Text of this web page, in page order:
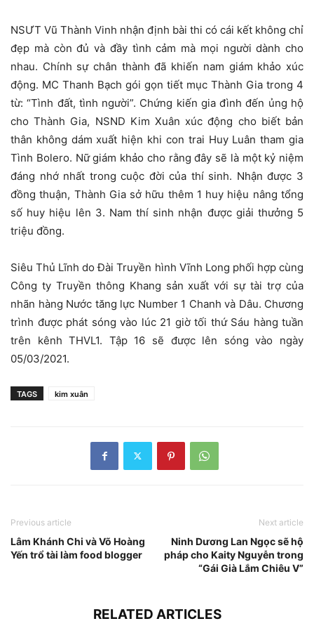
NSƯT Vũ Thành Vinh nhận định bài thi có cái kết không chỉ
đẹp mà còn đủ và đầy tình cảm mà mọi người dành cho
nhau. Chính sự chân thành đã khiến nam giám khảo xúc
động. MC Thanh Bạch gói gọn tiết mục Thành Gia trong 4
từ: “Tình đất, tình người”. Chứng kiến gia đình đến ủng hộ
cho Thành Gia, NSND Kim Xuân xúc động cho biết bản
thân không dám xuất hiện khi con trai Huy Luân tham gia
Tình Bolero. Nữ giám khảo cho rằng đây sẽ là một kỷ niệm
đáng nhớ nhất trong cuộc đời của thí sinh. Nhận được 3
đồng thuận, Thành Gia sở hữu thêm 1 huy hiệu nâng tổng
số huy hiệu lên 3. Nam thí sinh nhận được giải thưởng 5
triệu đồng.
Siêu Thủ Lĩnh do Đài Truyền hình Vĩnh Long phối hợp cùng
Công ty Truyền thông Khang sản xuất với sự tài trợ của
nhãn hàng Nước tăng lực Number 1 Chanh và Dâu. Chương
trình được phát sóng vào lúc 21 giờ tối thứ Sáu hàng tuần
trên kênh THVL1. Tập 16 sẽ được lên sóng vào ngày
05/03/2021.
TAGS kim xuân
Previous article
Lâm Khánh Chi và Võ Hoàng
Yến trổ tài làm food blogger
Next article
Ninh Dương Lan Ngọc sẽ hộ
pháp cho Kaity Nguyễn trong
“Gái Già Lắm Chiêu V”
RELATED ARTICLES